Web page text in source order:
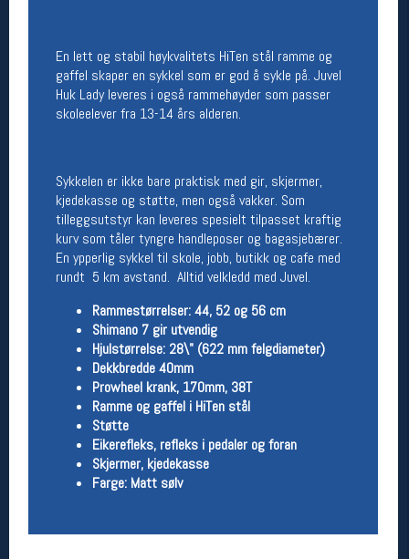
En lett og stabil høykvalitets HiTen stål ramme og
gaffel skaper en sykkel som er god å sykle på. Juvel
Huk Lady leveres i også rammehøyder som passer
skoleelever fra 13-14 års alderen.
Sykkelen er ikke bare praktisk med gir, skjermer,
kjedekasse og støtte, men også vakker. Som
tilleggsutstyr kan leveres spesielt tilpasset kraftig
kurv som tåler tyngre handleposer og bagasjebærer.
En ypperlig sykkel til skole, jobb, butikk og cafe med
rundt 5 km avstand. Alltid velkledd med Juvel.
Rammestørrelser: 44, 52 og 56 cm
Shimano 7 gir utvendig
Hjulstørrelse: 28\" (622 mm felgdiameter)
Dekkbredde 40mm
Prowheel krank, 170mm, 38T
Ramme og gaffel i HiTen stål
Støtte
Eikerefleks, refleks i pedaler og foran
Skjermer, kjedekasse
Farge: Matt sølv
Lørdag:
11-16
Om verkstedet
For å bestille time må du logge inn i
nettbutikken og trykke på den nederste blå
Betingelser
Salgsbetingelser
Personsvernerklæring
Informasjonskapsler
Bærekraft
Org. nr: 976754360
Ledige stillinger
Ledige stillinger
Følg oss på